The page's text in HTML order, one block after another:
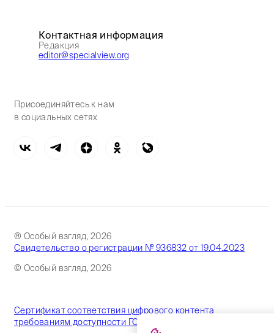
Контактная информация
Редакция
editor@specialview.org
Присоединяйтесь к нам
в социальных сетях
® Особый взгляд, 2026
Свидетельство о регистрации № 936832 от 19.04.2023
© Особый взгляд, 2026
Сертификат соответствия цифрового контента
требованиям доступности ГОСТ